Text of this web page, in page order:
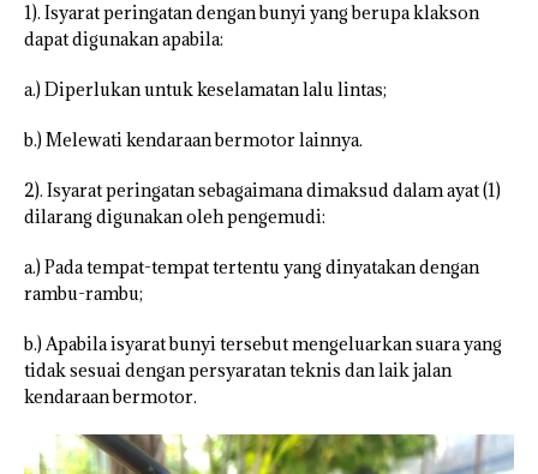
1). Isyarat peringatan dengan bunyi yang berupa klakson
dapat digunakan apabila:
a.) Diperlukan untuk keselamatan lalu lintas;
b.) Melewati kendaraan bermotor lainnya.
2). Isyarat peringatan sebagaimana dimaksud dalam ayat (1)
dilarang digunakan oleh pengemudi:
a.) Pada tempat-tempat tertentu yang dinyatakan dengan
rambu-rambu;
b.) Apabila isyarat bunyi tersebut mengeluarkan suara yang
tidak sesuai dengan persyaratan teknis dan laik jalan
kendaraan bermotor.